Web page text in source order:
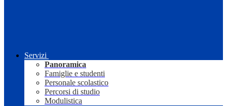
Servizi
Panoramica
Famiglie e studenti
Personale scolastico
Percorsi di studio
Modulistica